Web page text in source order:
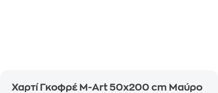
Χαρτί Γκοφρέ M-Art 50x200 cm Μαύρο